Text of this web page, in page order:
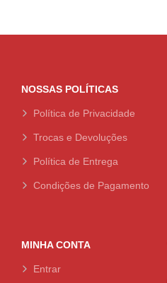
NOSSAS POLÍTICAS
Política de Privacidade
Trocas e Devoluções
Política de Entrega
Condições de Pagamento
MINHA CONTA
Entrar